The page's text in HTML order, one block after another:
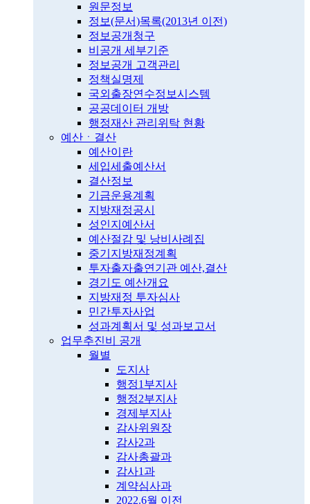
원문정보
정보(문서)목록(2013년 이전)
정보공개청구
비공개 세부기준
정보공개 고객관리
정책실명제
국외출장연수정보시스템
공공데이터 개방
행정재산 관리위탁 현황
예산ㆍ결산
예산이란
세입세출예산서
결산정보
기금운용계획
지방재정공시
성인지예산서
예산절감 및 낭비사례집
중기지방재정계획
투자출자출연기관 예산,결산
경기도 예산개요
지방재정 투자심사
민간투자사업
성과계획서 및 성과보고서
업무추진비 공개
월별
도지사
행정1부지사
행정2부지사
경제부지사
감사위원장
감사2과
감사총괄과
감사1과
계약심사과
2022.6월 이전